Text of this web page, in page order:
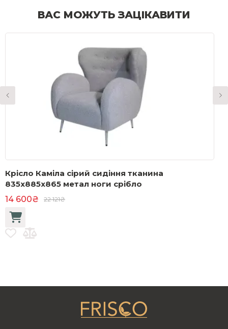
ВАС МОЖУТЬ ЗАЦІКАВИТИ
Крісло Каміла сірий сидіння тканина
835x885x865 метал ноги срібло
14 600₴
22 121₴